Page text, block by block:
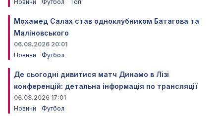
Новини
Футбол Топ
Мохамед Салах став одноклубником Батагова та
Маліновського
06.08.2026 20:01
Новини
Футбол
Де сьогодні дивитися матч Динамо в Лізі
конференцій: детальна інформація по трансляції
06.08.2026 17:01
Новини
Футбол